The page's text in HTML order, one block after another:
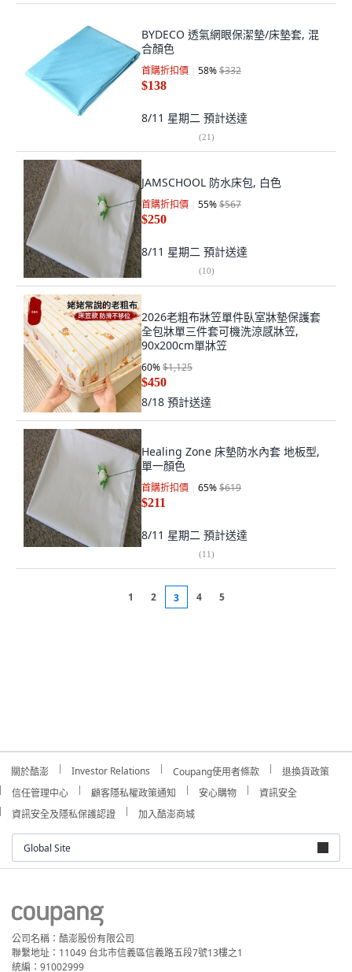
BYDECO 透氣網眼保潔墊/床墊套, 混
合顏色
首購折扣價 58%$332
$138
8/11 星期二 預計送達
(21)
JAMSCHOOL 防水床包, 白色
首購折扣價 55%$567
$250
8/11 星期二 預計送達
(10)
2026老粗布牀笠單件臥室牀墊保護套
全包牀單三件套可機洗涼感牀笠,
90x200cm單牀笠
60%$1,125
$450
8/18 預計送達
Healing Zone 床墊防水內套 地板型,
單一顏色
首購折扣價 65%$619
$211
8/11 星期二 預計送達
(11)
1 2 3 4 5
關於酷澎 Investor Relations Coupang使用者條款
退換貨政策
信任管理中心
顧客隱私權政策通知 安心購物
資訊安全
資訊安全及隱私保護認證
加入酷澎商城
Global Site
公司名稱：酷澎股份有限公司
聯繫地址：11049 台北市信義區信義路五段7號13樓之1
統編：91002999